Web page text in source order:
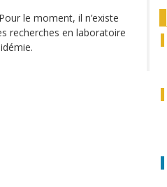
le moment, il n’existe
recherches en laboratoire